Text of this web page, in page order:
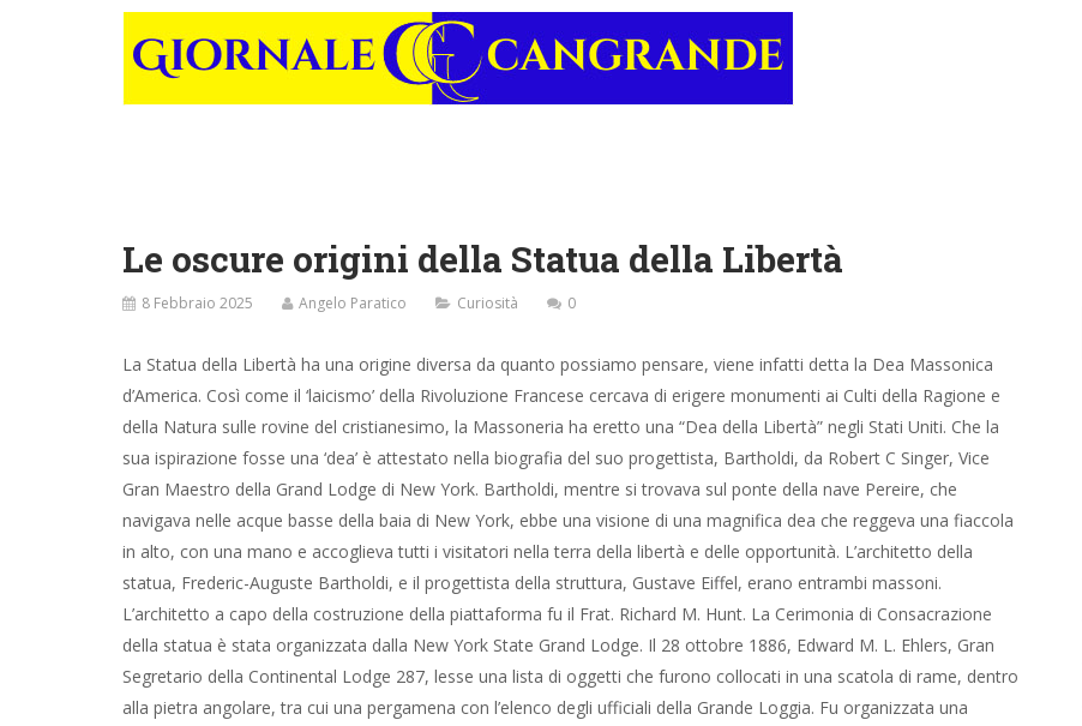
Le oscure origini della Statua della Libertà
8 Febbraio 2025 Angelo Paratico Curiosità 0
La Statua della Libertà ha una origine diversa da quanto possiamo pensare, viene infatti detta la Dea Massonica
d’America. Così come il ‘laicismo’ della Rivoluzione Francese cercava di erigere monumenti ai Culti della Ragione e
della Natura sulle rovine del cristianesimo, la Massoneria ha eretto una “Dea della Libertà” negli Stati Uniti. Che la
sua ispirazione fosse una ‘dea’ è attestato nella biografia del suo progettista, Bartholdi, da Robert C Singer, Vice
Gran Maestro della Grand Lodge di New York. Bartholdi, mentre si trovava sul ponte della nave Pereire, che
navigava nelle acque basse della baia di New York, ebbe una visione di una magnifica dea che reggeva una fiaccola
in alto, con una mano e accoglieva tutti i visitatori nella terra della libertà e delle opportunità. L’architetto della
statua, Frederic-Auguste Bartholdi, e il progettista della struttura, Gustave Eiffel, erano entrambi massoni.
L’architetto a capo della costruzione della piattaforma fu il Frat. Richard M. Hunt. La Cerimonia di Consacrazione
della statua è stata organizzata dalla New York State Grand Lodge. Il 28 ottobre 1886, Edward M. L. Ehlers, Gran
Segretario della Continental Lodge 287, lesse una lista di oggetti che furono collocati in una scatola di rame, dentro
alla pietra angolare, tra cui una pergamena con l’elenco degli ufficiali della Grande Loggia. Fu organizzata una